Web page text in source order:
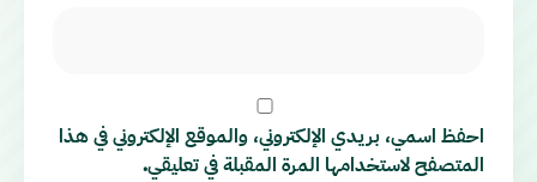
احفظ اسمي، بريدي الإلكتروني، والموقع الإلكتروني في هذا
المتصفح لاستخدامها المرة المقبلة في تعليقي.